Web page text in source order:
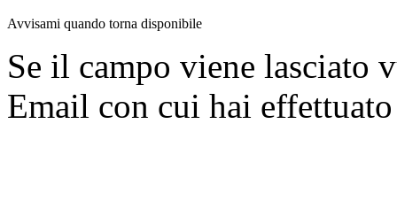
Avvisami quando torna disponibile
Se il campo viene lasciato
Email con cui hai